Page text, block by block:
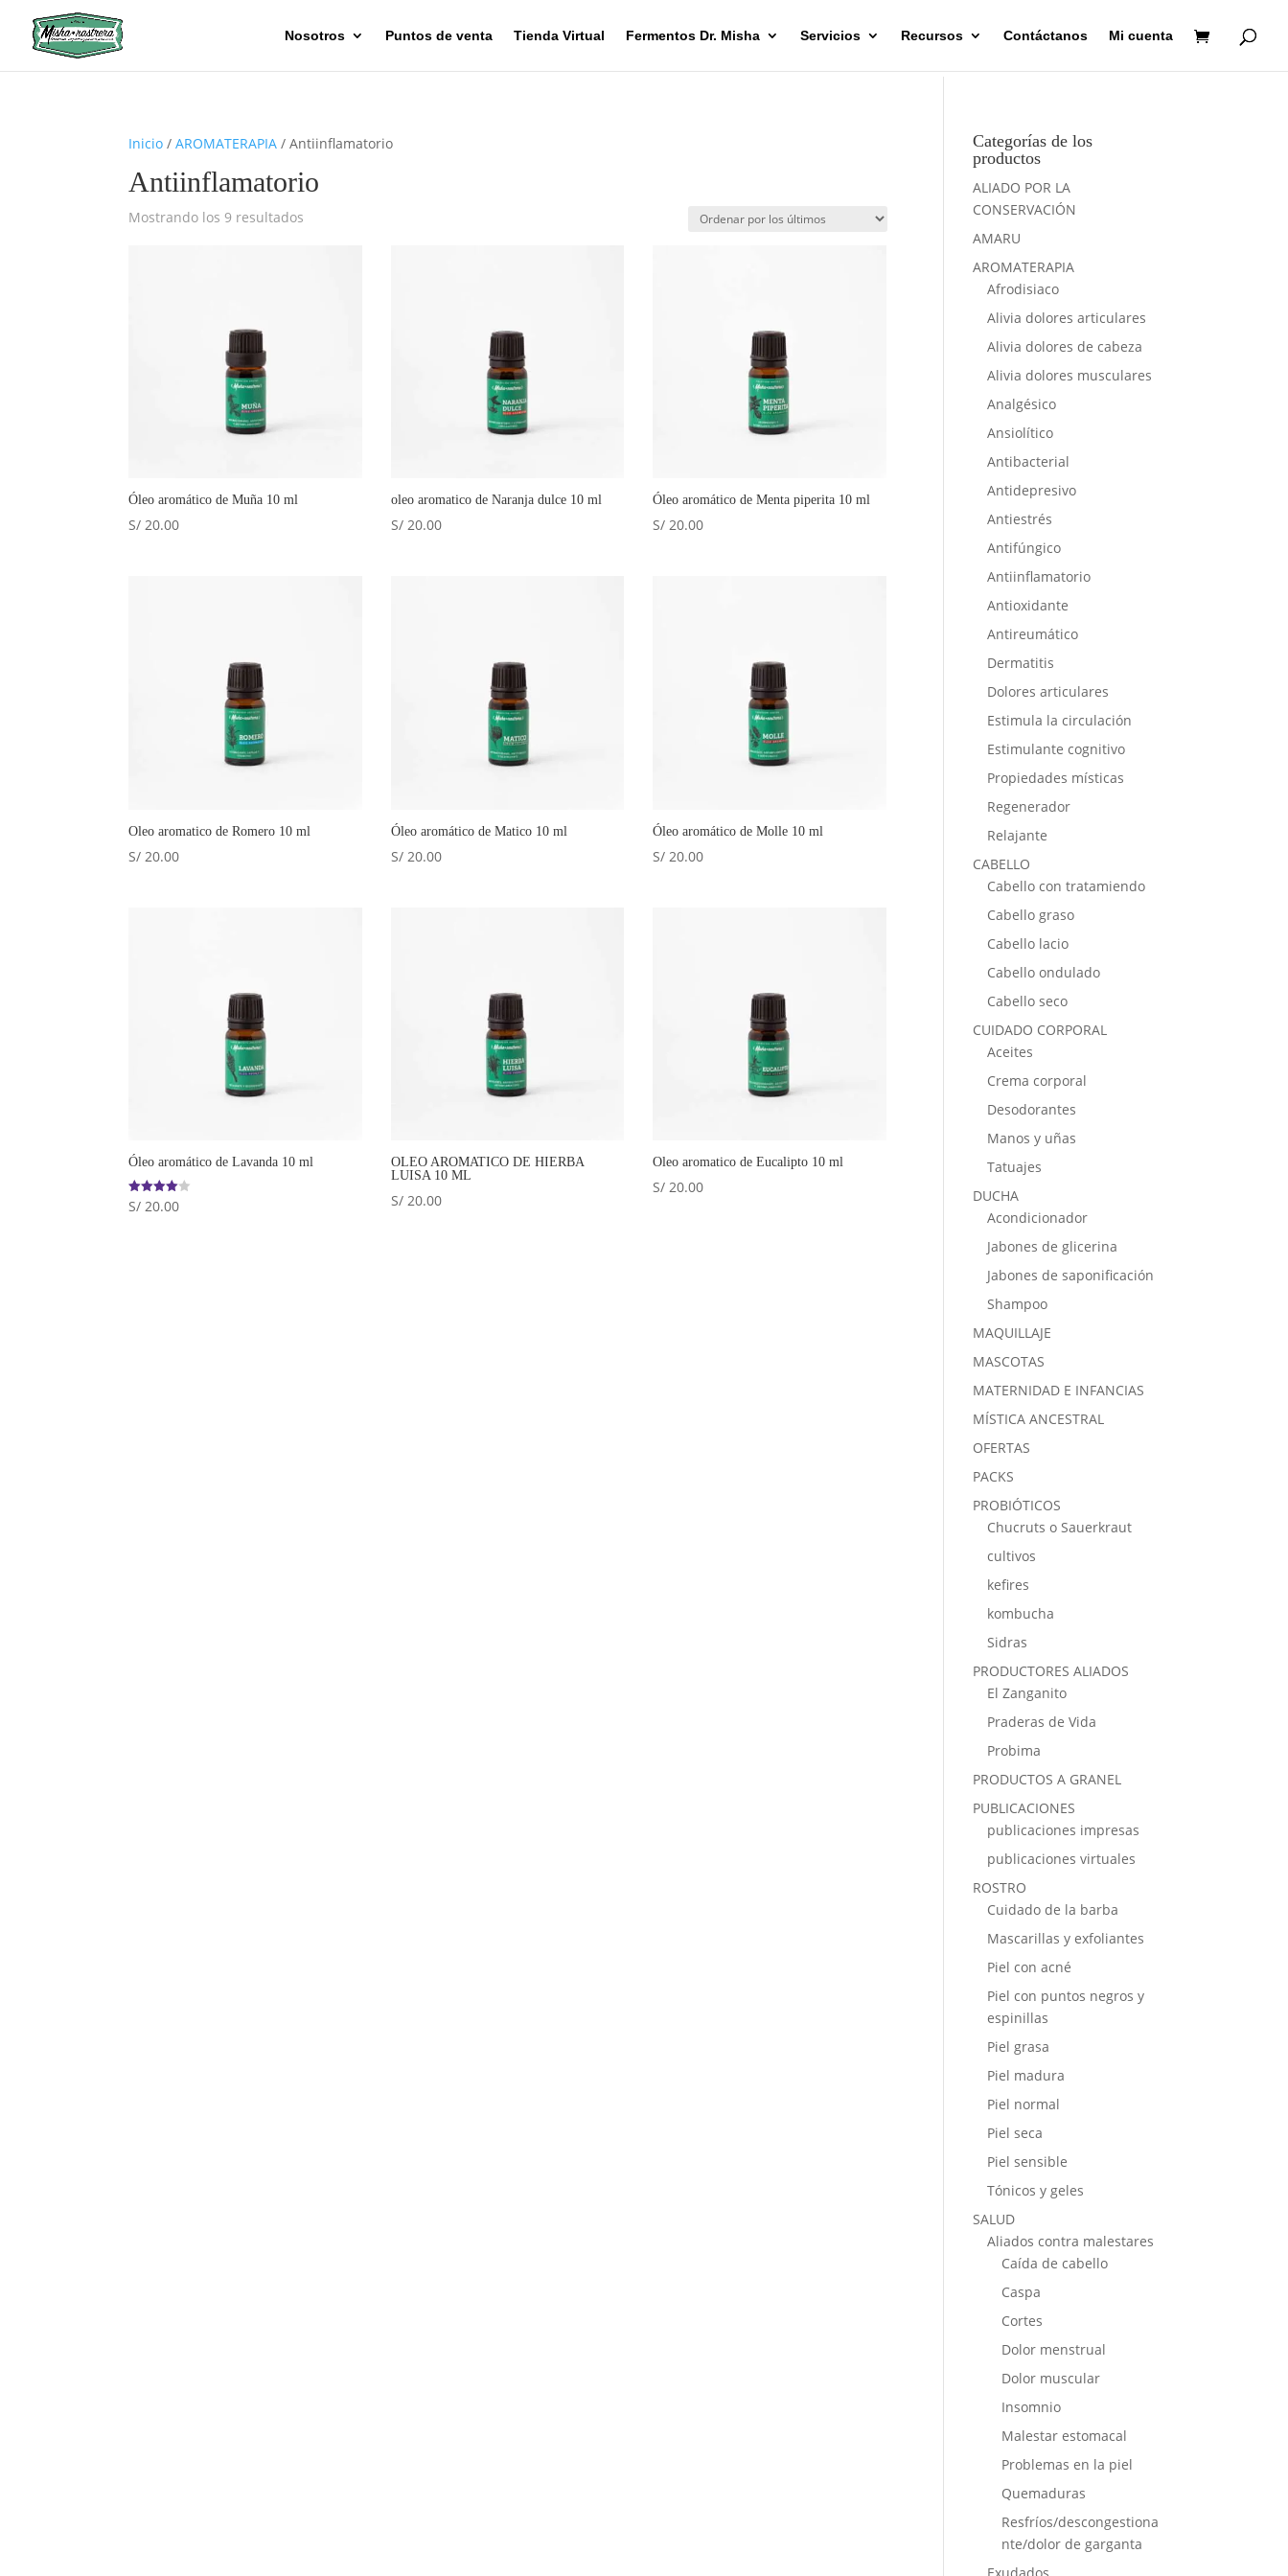
Nosotros Puntos de venta Tienda Virtual Fermentos Dr. Misha Servicios Recursos Contáctanos Mi cuenta
Inicio /AROMATERAPIA / Antiinflamatorio
Antiinflamatorio
Mostrando los 9 resultados
Óleo aromático de Muña 10 ml
S/ 20.00
oleo aromatico de Naranja dulce 10 ml
S/20.00
Óleo aromático de Menta piperita 10 ml
S/ 20.00
Oleo aromatico de Romero 10 ml
S/ 20.00
Óleo aromático de Matico 10 ml
S/20.00
Óleo aromático de Molle 10 ml
S/ 20.00
Óleo aromático de Lavanda 10 ml
Valorado
con
S/ 20.00
OLEO AROMATICO DE HIERBA
LUISA 10 ML
S/20.00
Oleo aromatico de Eucalipto 10 ml
S/ 20.00
Categorías de los
productos
ALIADO POR LA
CONSERVACIÓN
AMARU
AROMATERAPIA
Afrodisiaco
Alivia dolores articulares
Alivia dolores de cabeza
Alivia dolores musculares
Analgésico
Ansiolítico
Antibacterial
Antidepresivo
Antiestrés
Antifúngico
Antiinflamatorio
Antioxidante
Antireumático
Dermatitis
Dolores articulares
Estimula la circulación
Estimulante cognitivo
Propiedades místicas
Regenerador
Relajante
CABELLO
Cabello con tratamiendo
Cabello graso
Cabello lacio
Cabello ondulado
Cabello seco
CUIDADO CORPORAL
Aceites
Crema corporal
Desodorantes
Manos y uñas
Tatuajes
DUCHA
Acondicionador
Jabones de glicerina
Jabones de saponificación
Shampoo
MAQUILLAJE
MASCOTAS
MATERNIDAD E INFANCIAS
MÍSTICA ANCESTRAL
OFERTAS
PACKS
PROBIÓTICOS
Chucruts o Sauerkraut
cultivos
kefires
kombucha
Sidras
PRODUCTORES ALIADOS
El Zanganito
Praderas de Vida
Probima
PRODUCTOS A GRANEL
PUBLICACIONES
publicaciones impresas
publicaciones virtuales
ROSTRO
Cuidado de la barba
Mascarillas y exfoliantes
Piel con acné
Piel con puntos negros y
espinillas
Piel grasa
Piel madura
Piel normal
Piel seca
Piel sensible
Tónicos y geles
SALUD
Aliados contra malestares
Caída de cabello
Caspa
Cortes
Dolor menstrual
Dolor muscular
Insomnio
Malestar estomacal
Problemas en la piel
Quemaduras
Resfríos/descongestiona
nte/dolor de garganta